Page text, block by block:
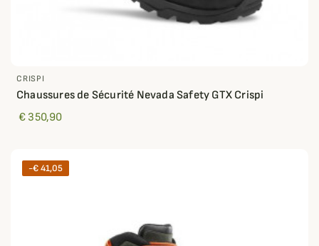
CRISPI
Chaussures de Sécurité Nevada Safety GTX Crispi
€ 350,90
-€ 41,05